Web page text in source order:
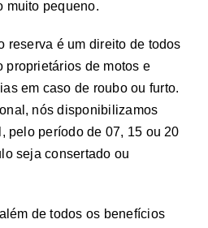
muito pequeno.
reserva é um direito de todos
proprietários de motos e
em caso de roubo ou furto.
nós disponibilizamos
pelo período de 07, 15 ou 20
seja consertado ou
de todos os benefícios